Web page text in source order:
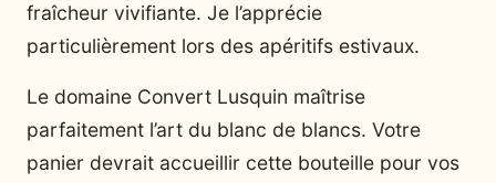
fraîcheur vivifiante. Je l’apprécie
particulièrement lors des apéritifs estivaux.
Le domaine Convert Lusquin maîtrise
parfaitement l’art du blanc de blancs. Votre
panier devrait accueillir cette bouteille pour vos